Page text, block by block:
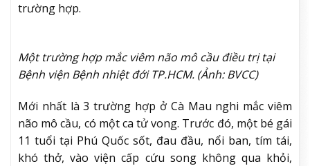
trường hợp.
Một trường hợp mắc viêm não mô cầu điều trị tại
Bệnh viện Bệnh nhiệt đới TP.HCM. (Ảnh: BVCC)
Mới nhất là 3 trường hợp ở Cà Mau nghi mắc viêm
não mô cầu, có một ca tử vong. Trước đó, một bé gái
11 tuổi tại Phú Quốc sốt, đau đầu, nổi ban, tím tái,
khó thở, vào viện cấp cứu song không qua khỏi,